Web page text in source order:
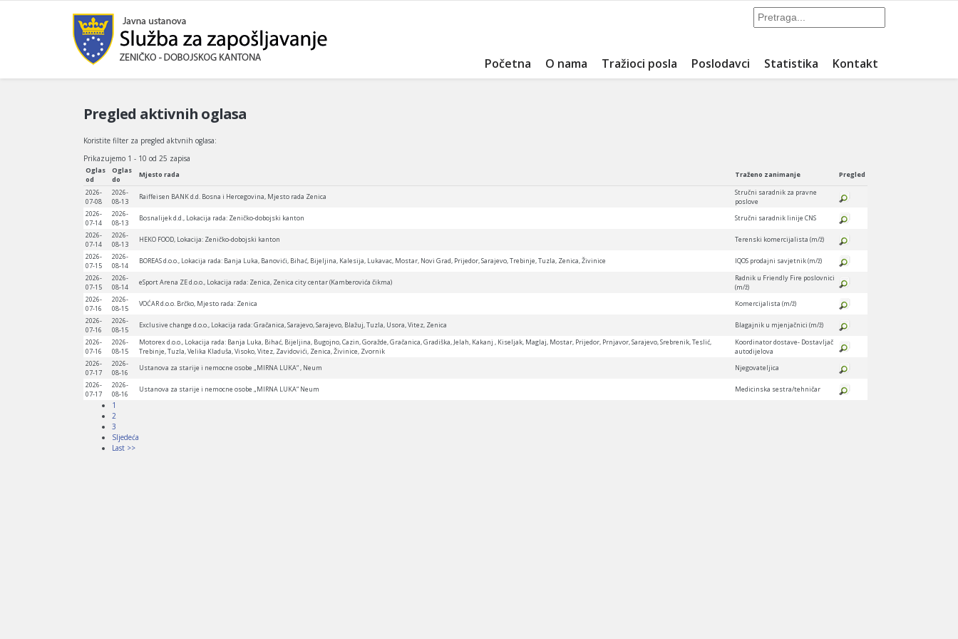
Početna O nama Tražioci posla Poslodavci Statistika Kontakt
Pregled aktivnih oglasa
Koristite filter za pregled aktvnih oglasa:
Prikazujemo 1 - 10 od 25 zapisa
Oglas
od
Oglas
do
Mjesto rada Traženo zanimanje
Pregled
2026-
07-08
2026-
08-13
Raiffeisen BANK d.d. Bosna i Hercegovina, Mjesto rada Zenica
Stručni saradnik za pravne
poslove
2026-
07-14
2026-
08-13
Bosnalijek d.d., Lokacija rada: Zeničko-dobojski kanton
Stručni saradnik linije CNS
2026-
07-14
2026-
08-13
HEKO FOOD, Lokacija: Zeničko-dobojski kanton
Terenski komercijalista (m/ž)
2026-
07-15
2026-
08-14
BOREAS d.o.o., Lokacija rada: Banja Luka, Banovići, Bihać, Bijeljina, Kalesija, Lukavac, Mostar, Novi Grad, Prijedor, Sarajevo, Trebinje, Tuzla, Zenica, Živinice
IQOS prodajni savjetnik (m/ž)
2026-
07-15
2026-
08-14
eSport Arena ZE d.o.o., Lokacija rada: Zenica, Zenica city centar (Kamberovića čikma)
Radnik u Friendly Fire poslovnici
(m/ž)
2026-
07-16
2026-
08-15
VOĆAR d.o.o. Brčko, Mjesto rada: Zenica
Komercijalista (m/ž)
2026-
07-16
2026-
08-15
Exclusive change d.o.o., Lokacija rada: Gračanica, Sarajevo, Sarajevo, Blažuj, Tuzla, Usora, Vitez, Zenica
Blagajnik u mjenjačnici (m/ž)
2026-
07-16
2026-
08-15
Motorex d.o.o., Lokacija rada: Banja Luka, Bihać, Bijeljina, Bugojno, Cazin, Goražde, Gračanica, Gradiška, Jelah, Kakanj , Kiseljak, Maglaj, Mostar, Prijedor, Prnjavor, Sarajevo, Srebrenik, Teslić,
Trebinje, Tuzla, Velika Kladuša, Visoko, Vitez, Zavidovići, Zenica, Živinice, Zvornik
Koordinator dostave- Dostavljač
autodijelova
2026-
07-17
2026-
08-16
Ustanova za starije i nemocne osobe „MIRNA LUKA“ , Neum
Njegovateljica
2026-
07-17
2026-
08-16
Ustanova za starije i nemocne osobe „MIRNA LUKA“ Neum Medicinska sestra/tehničar
1
2
3
Sljedeća
Last >>